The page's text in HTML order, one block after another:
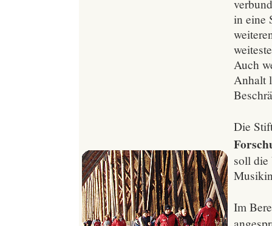
in eine
Auch
Anhalt
Die
soll die
Im